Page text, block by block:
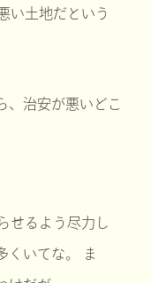
い土地だという
、治安が悪いどこ
せるよう尽力し
くいてな。 ま